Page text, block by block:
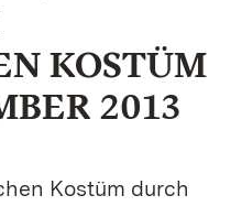
KOSTÜM
2013
Kostüm durch